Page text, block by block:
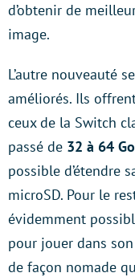
d’obtenir de
image.
L’autre nouveauté
améliorés. Ils
ceux de la Switch
passé de 32 à 64 Go
possible d’étendre
microSD. Pour le
évidemment
pour jouer dans
de façon nomade